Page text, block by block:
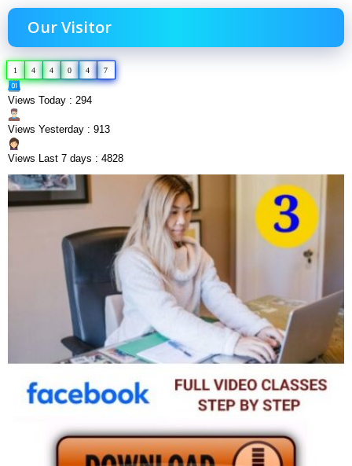
Our Visitor
1 4 4 0 4 7
Views Today : 294
Views Yesterday : 913
Views Last 7 days : 4828